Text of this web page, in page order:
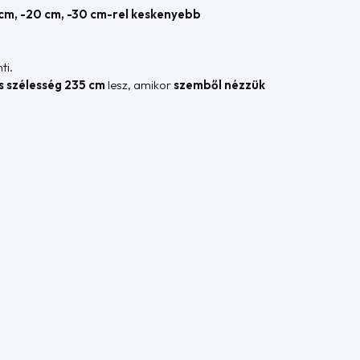
-20 cm, -30 cm-rel keskenyebb
szélesség 235 cm lesz, amikorszemből nézzük